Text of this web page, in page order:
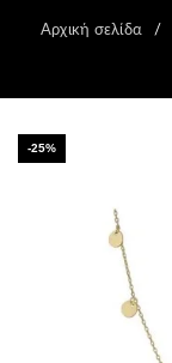
Αρχική σελίδα /
-25%